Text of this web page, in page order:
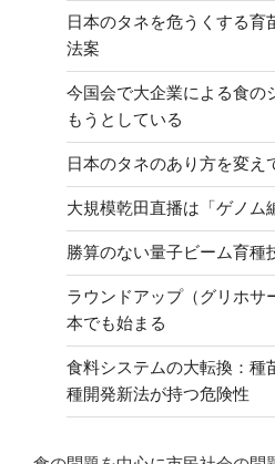
日本のタネを危うくする育
法案
今国会で大企業による食の
もうとしている
日本のタネのあり方を変え
大規模乾田直播は「ゲノム
勝算のない量子ビーム育種
ラウンドアップ（グリホサ
本でも始まる
食料システムの大転換：種
種開発新法が持つ危険性